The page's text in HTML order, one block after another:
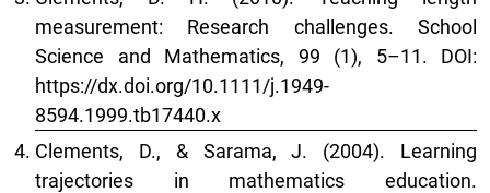
measurement: Research challenges. School
Science and Mathematics, 99 (1), 5–11. DOI:
https://dx.doi.org/10.1111/j.1949-
8594.1999.tb17440.x
Clements, D., & Sarama, J. (2004). Learning
trajectories in mathematics education.